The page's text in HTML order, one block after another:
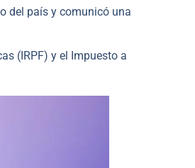
del país y comunicó una
(IRPF) y el Impuesto a